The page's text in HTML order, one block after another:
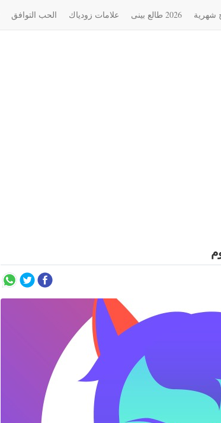
شهرية 2026 طالع بینی علامات زودياك الحب التوافق